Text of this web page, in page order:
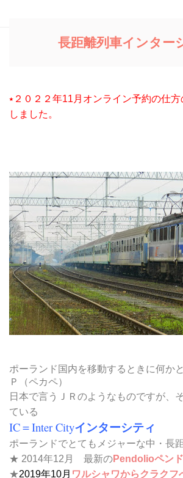
長距離列車インター
⭑２０２２年11月オンライン予約の仕
しました。
ポーランド国内を移動するときに何か
Ｐ（ペカペ）
日本で言うＪＲのようなものですが、
ている
IC＝Inter Cityインターシティ
ポーランドでとてもメジャーな中・長
★ 2014年12月 最新のPendolioペン
★2019年10月 ワルシャワからクラクフ